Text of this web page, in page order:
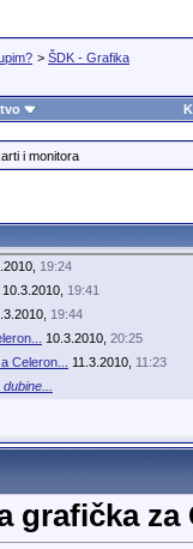
> ŠDK - Grafika
i monitora
19:24
10.3.2010, 19:41
19:44
10.3.2010, 20:25
Celeron... 11.3.2010, 11:23
grafička za